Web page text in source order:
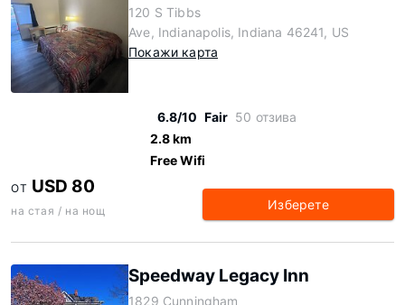
120 S Tibbs
Ave, Indianapolis, Indiana 46241, US
Покажи карта
6.8/10 Fair 50 отзива
2.8 km
Free Wifi
ОТ USD 80
на стая / на нощ Изберете
Speedway Legacy Inn
1829 Cunningham